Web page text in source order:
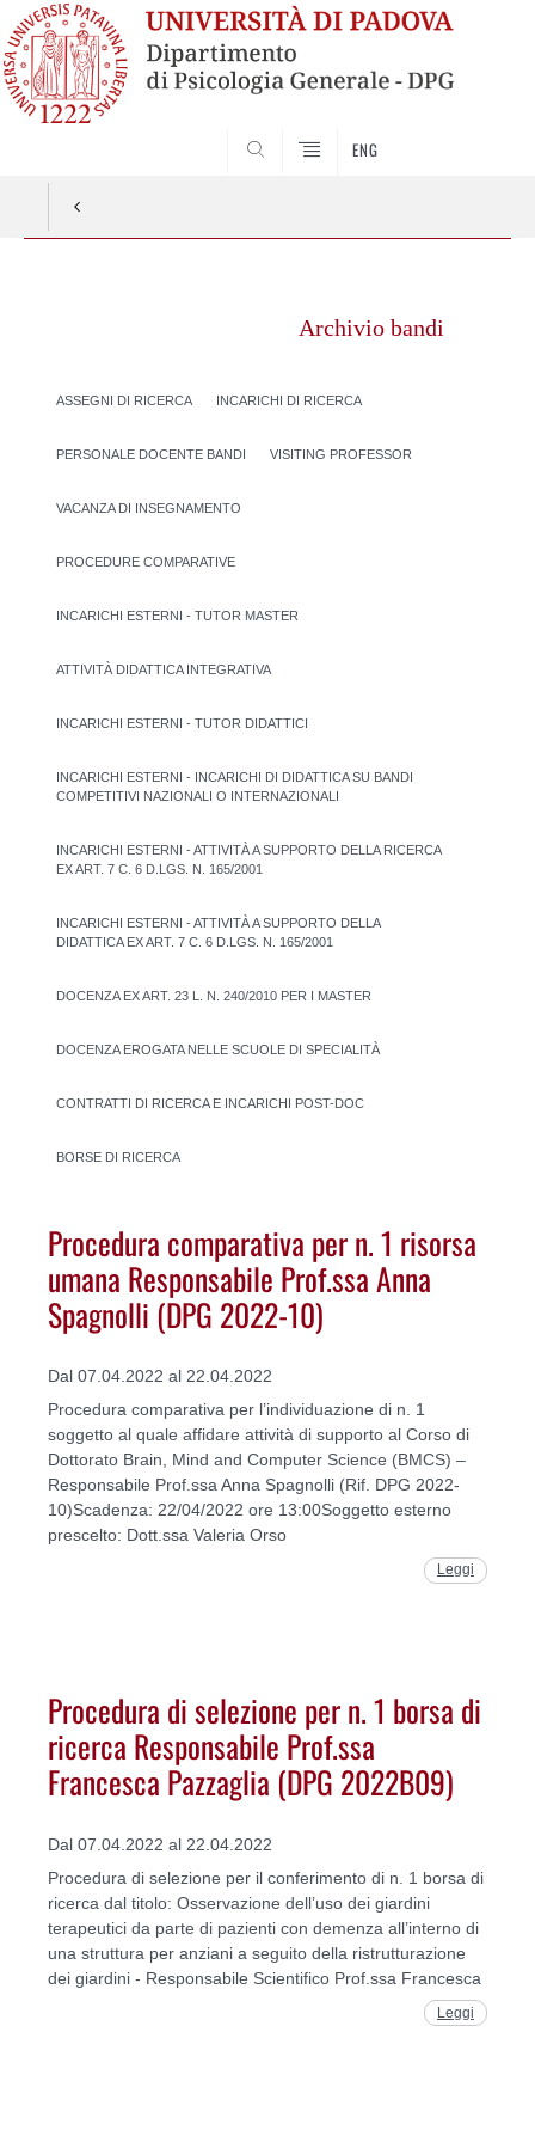
ENG
Archivio bandi
ASSEGNI DI RICERCA INCARICHI DI RICERCA
PERSONALE DOCENTE BANDI VISITING PROFESSOR
VACANZA DI INSEGNAMENTO
PROCEDURE COMPARATIVE
INCARICHI ESTERNI - TUTOR MASTER
ATTIVITÀ DIDATTICA INTEGRATIVA
INCARICHI ESTERNI - TUTOR DIDATTICI
INCARICHI ESTERNI - INCARICHI DI DIDATTICA SU BANDI
COMPETITIVI NAZIONALI O INTERNAZIONALI
INCARICHI ESTERNI - ATTIVITÀ A SUPPORTO DELLA RICERCA
EX ART. 7 C. 6 D.LGS. N. 165/2001
INCARICHI ESTERNI - ATTIVITÀ A SUPPORTO DELLA
DIDATTICA EX ART. 7 C. 6 D.LGS. N. 165/2001
DOCENZA EX ART. 23 L. N. 240/2010 PER I MASTER
DOCENZA EROGATA NELLE SCUOLE DI SPECIALITÀ
CONTRATTI DI RICERCA E INCARICHI POST-DOC
BORSE DI RICERCA
Procedura comparativa per n. 1 risorsa
umana Responsabile Prof.ssa Anna
Spagnolli (DPG 2022-10)
Dal 07.04.2022 al 22.04.2022
Procedura comparativa per l’individuazione di n. 1
soggetto al quale affidare attività di supporto al Corso di
Dottorato Brain, Mind and Computer Science (BMCS) –
Responsabile Prof.ssa Anna Spagnolli (Rif. DPG 2022-
10)Scadenza: 22/04/2022 ore 13:00Soggetto esterno
prescelto: Dott.ssa Valeria Orso
Leggi
Procedura di selezione per n. 1 borsa di
ricerca Responsabile Prof.ssa
Francesca Pazzaglia (DPG 2022B09)
Dal 07.04.2022 al 22.04.2022
Procedura di selezione per il conferimento di n. 1 borsa di
ricerca dal titolo: Osservazione dell’uso dei giardini
terapeutici da parte di pazienti con demenza all’interno di
una struttura per anziani a seguito della ristrutturazione
dei giardini - Responsabile Scientifico Prof.ssa Francesca
Leggi